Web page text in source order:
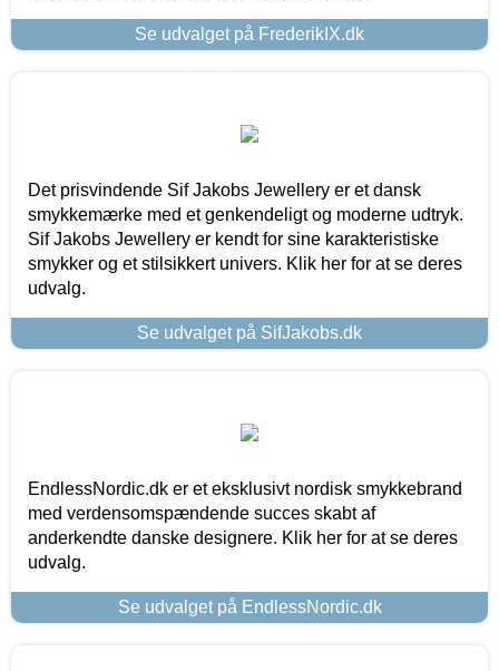
Se udvalget på FrederikIX.dk
Det prisvindende Sif Jakobs Jewellery er et dansk
smykkemærke med et genkendeligt og moderne udtryk.
Sif Jakobs Jewellery er kendt for sine karakteristiske
smykker og et stilsikkert univers. Klik her for at se deres
udvalg.
Se udvalget på SifJakobs.dk
EndlessNordic.dk er et eksklusivt nordisk smykkebrand
med verdensomspændende succes skabt af
anderkendte danske designere. Klik her for at se deres
udvalg.
Se udvalget på EndlessNordic.dk